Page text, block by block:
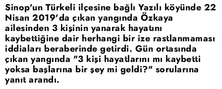
Sinop'un Türkeli ilçesine bağlı Yazılı köyünde 22
Nisan 2019'da çıkan yangında Özkaya
ailesinden 3 kişinin yanarak hayatını
kaybettiğine dair herhangi bir ize rastlanmaması
iddiaları beraberinde getirdi. Gün ortasında
çıkan yangında "3 kişi hayatlarını mı kaybetti
yoksa başlarına bir şey mi geldi?" sorularına
yanıt arandı.